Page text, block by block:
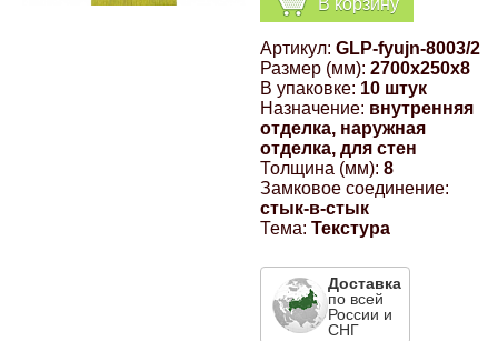
Артикул: GLP-fyujn-8003/2
Размер (мм): 2700x250x8
В упаковке: 10 штук
Назначение: внутренняя
отделка, наружная
отделка, для стен
Толщина (мм): 8
Замковое соединение:
стык-в-стык
Тема: Текстура
Доставка
по всей
России и
СНГ
Компрессионные фитинги Poliext
Эмали универсальные акриловые
Магнитные панели на холодильник